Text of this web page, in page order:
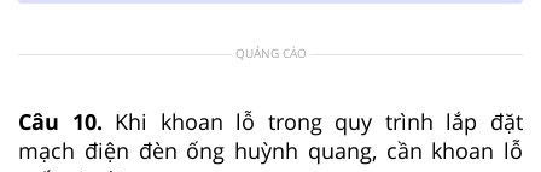
QUẢNG CÁO
Câu 10. Khi khoan lỗ trong quy trình lắp đặt
mạch điện đèn ống huỳnh quang, cần khoan lỗ